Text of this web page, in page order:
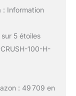
: Information
5 étoiles
100-H-
: 49 709 en